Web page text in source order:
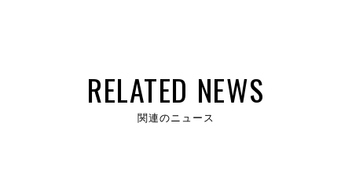
RELATED NEWS
関連のニュース